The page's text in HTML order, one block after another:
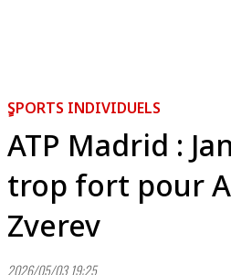
ٍSPORTS INDIVIDUELS
ATP Madrid :
trop fort pour
Zverev
2026/05/03 19:25